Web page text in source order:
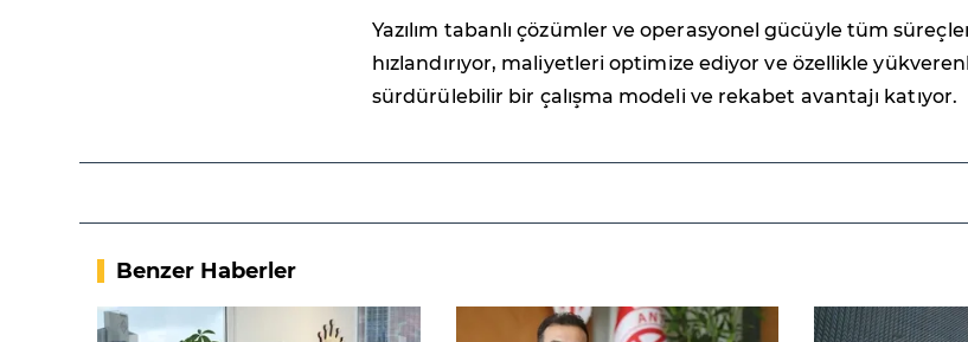
Yazılım tabanlı çözümler ve operasyonel gücüyle tüm
hızlandırıyor, maliyetleri optimize ediyor ve özellikle
sürdürülebilir bir çalışma modeli ve rekabet avantajı katıyor.
Benzer Haberler